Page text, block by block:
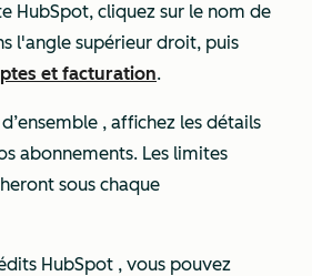
HubSpot, cliquez sur le nom de
l'angle supérieur droit, puis
et facturation.
, affichez les détails
abonnements. Les limites
sous chaque
HubSpot , vous pouvez